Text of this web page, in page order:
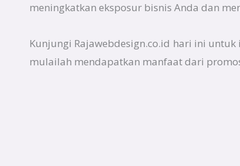
meningkatkan eksposur bisnis Anda dan
Kunjungi Rajawebdesign.co.id hari ini
mulailah mendapatkan manfaat dari